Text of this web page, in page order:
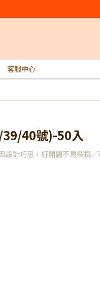
客服中心
39/40號)-50入
設計巧思，好開闔不易裂損